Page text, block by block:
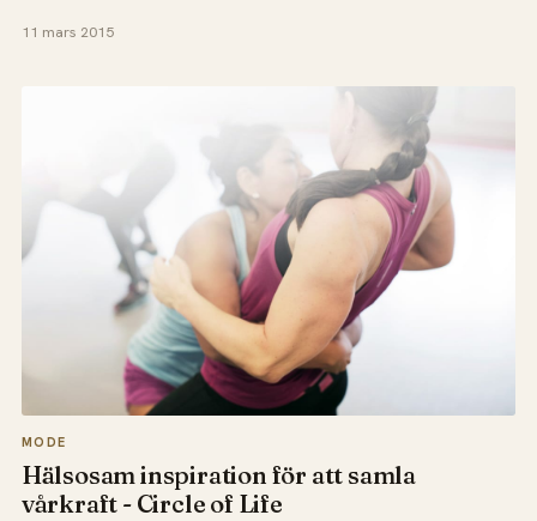
11 mars 2015
MODE
Hälsosam inspiration för att samla
vårkraft - Circle of Life